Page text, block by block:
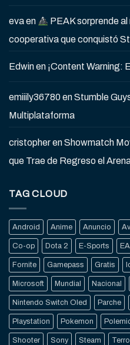
evaen
PEAK sorprende
cooperativa que conquistó
Edwinen ¡Content Warning:
emiiily36780enStumble
Multiplataforma
cristopherenShowmatch
que Trae de Regreso el
TAG CLOUD
Android Anime Anuncio
Co-op Dota 2 E-Sports EA
Fornite Gamepass Gratis
Microsoft Mundial Nacional
Nintendo Switch Oled Parche
Playstation Pokemon
Shooter Sony Steam